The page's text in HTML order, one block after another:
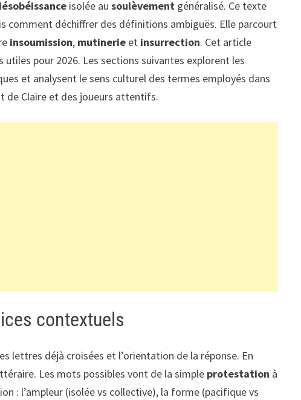
isolée ausoulèvement généralisé. Ce texte
comment déchiffrer des définitions ambiguës. Elle parcourt
insoumission, mutinerie et insurrection. Cet article
pour 2026. Les sections suivantes explorent les
et analysent le sens culturel des termes employés dans
de Claire et des joueurs attentifs.
contextuels
lettres déjà croisées et l’orientation de la réponse. En
Les mots possibles vont de la simple protestation à
: l’ampleur (isolée vs collective), la forme (pacifique vs